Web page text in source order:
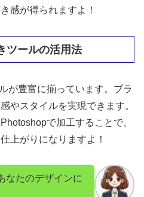
感が得られますよ！
ツールの活用法
が豊富に揃っています。ブラ
やスタイルを実現できます。
で加工することで、
上がりになりますよ！
なたのデザインに